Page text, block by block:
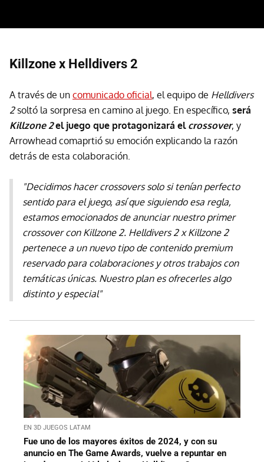
Killzone x Helldivers 2
A través de un comunicado oficial, el equipo de Helldivers
2soltó la sorpresa en camino al juego. En específico, será
Killzone 2el juego que protagonizará el crossover, y
Arrowhead comaprtió su emoción explicando la razón
detrás de esta colaboración.
"Decidimos hacer crossovers solo si tenían perfecto
sentido para el juego, así que siguiendo esa regla,
estamos emocionados de anunciar nuestro primer
crossover con Killzone 2. Helldivers 2 x Killzone 2
pertenece a un nuevo tipo de contenido premium
reservado para colaboraciones y otros trabajos con
temáticas únicas. Nuestro plan es ofrecerles algo
distinto y especial"
EN 3D JUEGOS LATAM
Fue uno de los mayores éxitos de 2024, y con su
anuncio en The Game Awards, vuelve a repuntar en